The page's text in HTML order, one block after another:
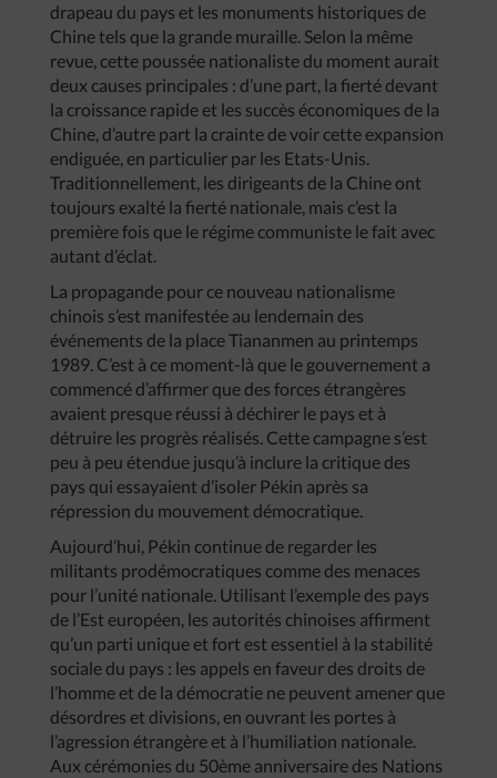
drapeau du pays et les monuments historiques de
Chine tels que la grande muraille. Selon la même
revue, cette poussée nationaliste du moment aurait
deux causes principales : d’une part, la fierté devant
la croissance rapide et les succès économiques de la
Chine, d’autre part la crainte de voir cette expansion
endiguée, en particulier par les Etats-Unis.
Traditionnellement, les dirigeants de la Chine ont
toujours exalté la fierté nationale, mais c’est la
première fois que le régime communiste le fait avec
autant d’éclat.
La propagande pour ce nouveau nationalisme
chinois s’est manifestée au lendemain des
événements de la place Tiananmen au printemps
1989. C’est à ce moment-là que le gouvernement a
commencé d’affirmer que des forces étrangères
avaient presque réussi à déchirer le pays et à
détruire les progrès réalisés. Cette campagne s’est
peu à peu étendue jusqu’à inclure la critique des
pays qui essayaient d’isoler Pékin après sa
répression du mouvement démocratique.
Aujourd’hui, Pékin continue de regarder les
militants prodémocratiques comme des menaces
pour l’unité nationale. Utilisant l’exemple des pays
de l’Est européen, les autorités chinoises affirment
qu’un parti unique et fort est essentiel à la stabilité
sociale du pays : les appels en faveur des droits de
l’homme et de la démocratie ne peuvent amener que
désordres et divisions, en ouvrant les portes à
l’agression étrangère et à l’humiliation nationale.
Aux cérémonies du 50ème anniversaire des Nations